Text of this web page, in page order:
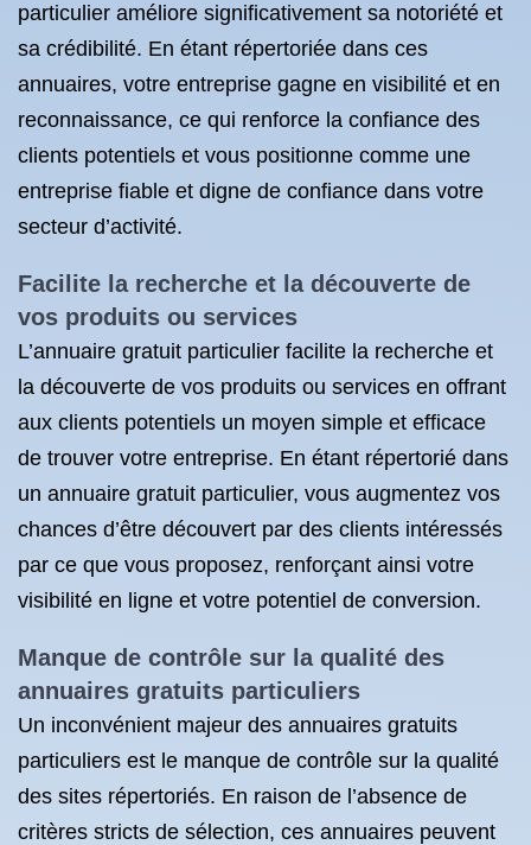
particulier améliore significativement sa notoriété et
sa crédibilité. En étant répertoriée dans ces
annuaires, votre entreprise gagne en visibilité et en
reconnaissance, ce qui renforce la confiance des
clients potentiels et vous positionne comme une
entreprise fiable et digne de confiance dans votre
secteur d’activité.
Facilite la recherche et la découverte de
vos produits ou services
L’annuaire gratuit particulier facilite la recherche et
la découverte de vos produits ou services en offrant
aux clients potentiels un moyen simple et efficace
de trouver votre entreprise. En étant répertorié dans
un annuaire gratuit particulier, vous augmentez vos
chances d’être découvert par des clients intéressés
par ce que vous proposez, renforçant ainsi votre
visibilité en ligne et votre potentiel de conversion.
Manque de contrôle sur la qualité des
annuaires gratuits particuliers
Un inconvénient majeur des annuaires gratuits
particuliers est le manque de contrôle sur la qualité
des sites répertoriés. En raison de l’absence de
critères stricts de sélection, ces annuaires peuvent